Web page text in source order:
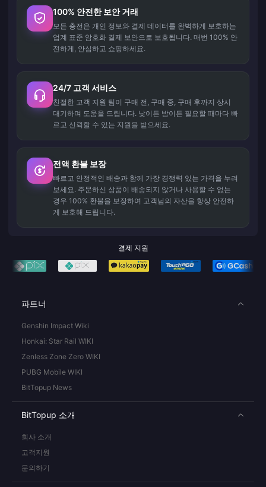
100% 안전한 보안 거래
모든 충전은 개인 정보와 결제 데이터를 완벽하게 보호하는
업계 표준 암호화 결제 보안으로 보호됩니다. 매번 100% 안
전하게, 안심하고 쇼핑하세요.
24/7 고객 서비스
친절한 고객 지원 팀이 구매 전, 구매 중, 구매 후까지 상시
대기하며 도움을 드립니다. 낮이든 밤이든 필요할 때마다 빠
르고 신뢰할 수 있는 지원을 받으세요.
전액 환불 보장
빠르고 안정적인 배송과 함께 가장 경쟁력 있는 가격을 누려
보세요. 주문하신 상품이 배송되지 않거나 사용할 수 없는
경우 100% 환불을 보장하여 고객님의 자산을 항상 안전하
게 보호해 드립니다.
결제 지원
파트너
Genshin Impact Wiki
Honkai: Star Rail WIKI
Zenless Zone Zero WIKI
PUBG Mobile WIKI
BitTopup News
BitTopup 소개
회사 소개
고객지원
문의하기